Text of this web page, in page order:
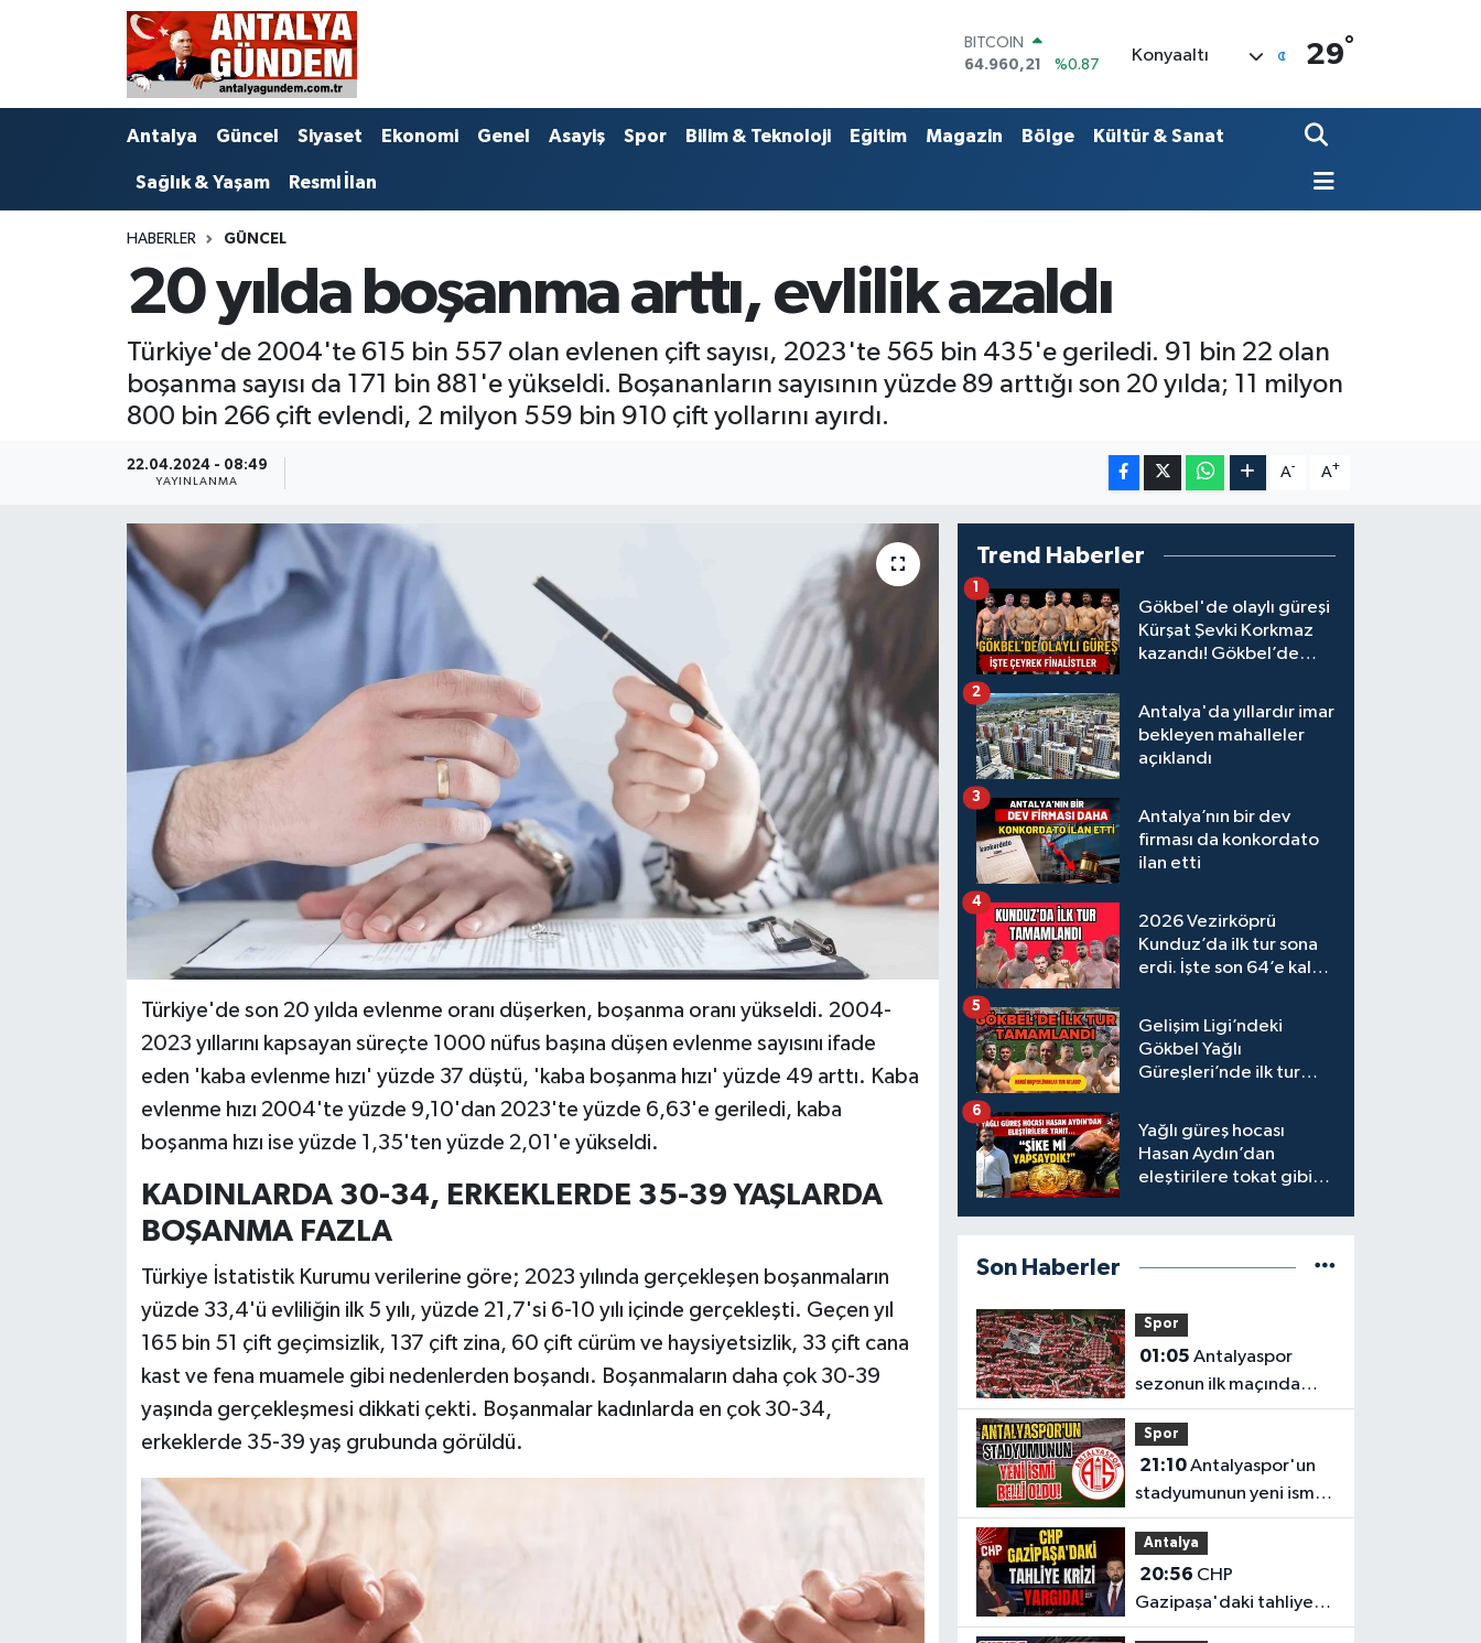
DOLAR
47,7436
%0.18
55,2510
%0.32
STERLİN
64.960,21
%0.87
Konyaaltı 29°
Antalya Güncel Siyaset Ekonomi Genel Asayiş Spor Bilim & Teknoloji Eğitim Magazin Bölge Kültür & Sanat
Sağlık & Yaşam Resmi İlan
HABERLER GÜNCEL
20 yılda boşanma arttı, evlilik azaldı
Türkiye'de 2004'te 615 bin 557 olan evlenen çift sayısı, 2023'te 565 bin 435'e geriledi. 91 bin 22 olan
boşanma sayısı da 171 bin 881'e yükseldi. Boşananların sayısının yüzde 89 arttığı son 20 yılda; 11 milyon
800 bin 266 çift evlendi, 2 milyon 559 bin 910 çift yollarını ayırdı.
22.04.2024 - 08:49
YAYINLANMA
A- A+
Türkiye'de son 20 yılda evlenme oranı düşerken, boşanma oranı yükseldi. 2004-
2023 yıllarını kapsayan süreçte 1000 nüfus başına düşen evlenme sayısını ifade
eden 'kaba evlenme hızı' yüzde 37 düştü, 'kaba boşanma hızı' yüzde 49 arttı. Kaba
evlenme hızı 2004'te yüzde 9,10'dan 2023'te yüzde 6,63'e geriledi, kaba
boşanma hızı ise yüzde 1,35'ten yüzde 2,01'e yükseldi.
KADINLARDA 30-34, ERKEKLERDE 35-39 YAŞLARDA
BOŞANMA FAZLA
Türkiye İstatistik Kurumu verilerine göre; 2023 yılında gerçekleşen boşanmaların
yüzde 33,4'ü evliliğin ilk 5 yılı, yüzde 21,7'si 6-10 yılı içinde gerçekleşti. Geçen yıl
165 bin 51 çift geçimsizlik, 137 çift zina, 60 çift cürüm ve haysiyetsizlik, 33 çift cana
kast ve fena muamele gibi nedenlerden boşandı. Boşanmaların daha çok 30-39
yaşında gerçekleşmesi dikkati çekti. Boşanmalar kadınlarda en çok 30-34,
erkeklerde 35-39 yaş grubunda görüldü.
Trend Haberler
Gökbel'de olaylı güreşi
Kürşat Şevki Korkmaz
kazandı! Gökbel’de
Gürbüz elendi!
1
Antalya'da yıllardır imar
bekleyen mahalleler
açıklandı
2
Antalya’nın bir dev
firması da konkordato
ilan etti
3
2026 Vezirköprü
Kunduz’da ilk tur sona
erdi. İşte son 64’e kalan
4
Gelişim Ligi’ndeki
Gökbel Yağlı
Güreşleri’nde ilk tur
5
Yağlı güreş hocası
Hasan Aydın’dan
eleştirilere tokat gibi
6
Son Haberler
Spor
01:05
sezonun ilk maçında
Keçiörengücü’nü
ağırlıyor
Spor
21:10Antalyaspor'un
stadyumunun yeni ismi
belli oldu!
Antalya
20:56
Gazipaşa'daki tahliye
krizi yargıda!
Antalya
Bilim & Teknoloji
Ekonomi
Görüntülü Haber
Kültür & Sanat
Antalya Nöbetçi Eczaneler
Antalya Hava Durumu
Antalya Namaz Vakitleri
Süper Lig Puan Durumu ve Fikstür
Tüm Manşetler
Son Dakika Haberleri
Haber Arşivi